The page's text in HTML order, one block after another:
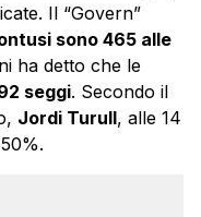
Il “Govern”
sono 465 alle
ha detto che le
seggi. Secondo il
Jordi Turull, alle 14